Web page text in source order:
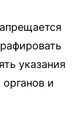
указания
и